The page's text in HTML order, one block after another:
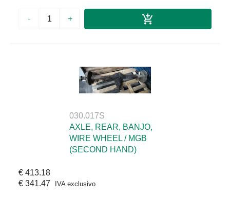
- +
030.017S
AXLE, REAR, BANJO,
WIRE WHEEL / MGB
(SECOND HAND)
€ 413.18
€ 341.47
IVA exclusivo